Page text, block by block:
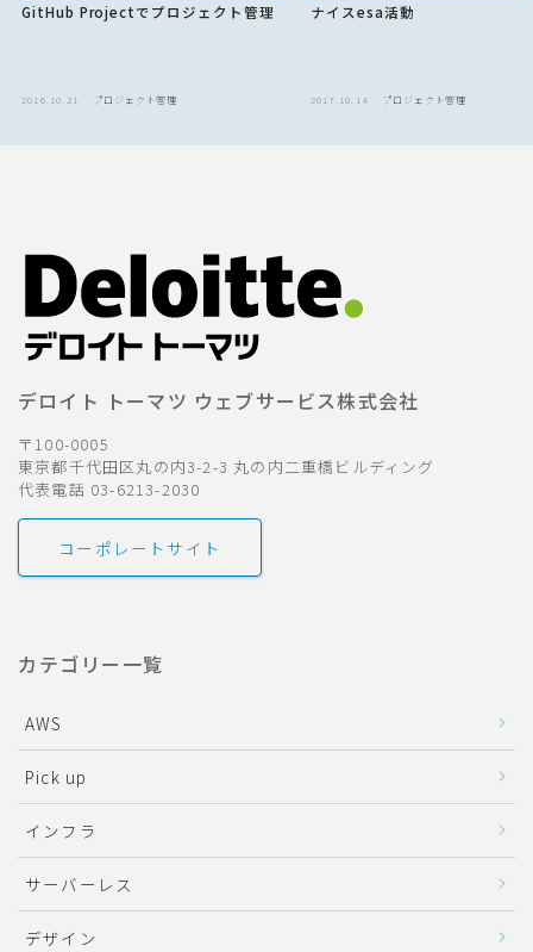
GitHub Projectでプロジェクト管理
2016.10.21 プロジェクト管理
ナイスesa活動
2017.10.14 プロジェクト管理
デロイト トーマツ ウェブサービス株式会社
〒100-0005
東京都千代田区丸の内3-2-3 丸の内二重橋ビルディング
代表電話 03-6213-2030
コーポレートサイト
カテゴリー一覧
AWS
Pick up
インフラ
サーバーレス
デザイン